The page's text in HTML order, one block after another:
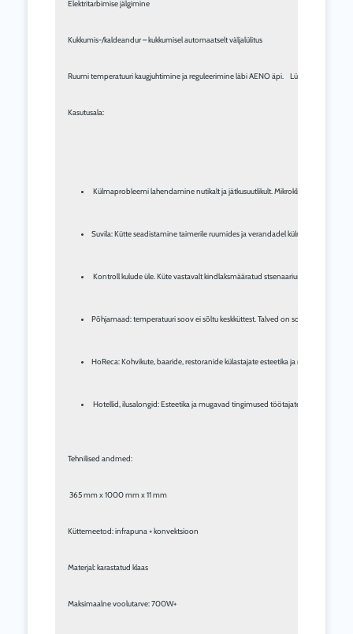
Elektritarbimise jälgimine
Kukkumis-/kaldeandur – kukkumisel automaatselt väljalülitus
Ruumi temperatuuri kaugjuhtimine ja reguleerimine läbi AENO äpi.    Lülitage
Kasutusala:
Külmaprobleemi lahendamine nutikalt ja jätkusuutlikult. Mikrokliima
Suvila: Kütte seadistamine taimerile ruumides ja verandadel külmal ajal.
Kontroll kulude üle. Küte vastavalt kindlaksmääratud stsenaariumidele
Põhjamaad: temperatuuri soov ei sõltu keskküttest. Talved on soojad või
HoReca: Kohvikute, baaride, restoranide külastajate esteetika ja mugavus.
Hotellid, ilusalongid: Esteetika ja mugavad tingimused töötajatele ja klientidele
Tehnilised andmed:
365 mm x 1000 mm x 11 mm
Küttemeetod: infrapuna + konvektsioon
Materjal: karastatud klaas
Maksimaalne voolutarve: 700W+